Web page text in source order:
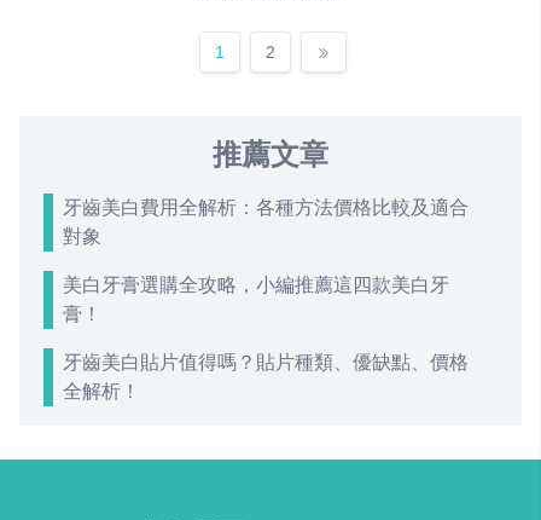
1 2
推薦文章
牙齒美白費用全解析：各種方法價格比較及適合
對象
美白牙膏選購全攻略，小編推薦這四款美白牙
膏！
牙齒美白貼片值得嗎？貼片種類、優缺點、價格
全解析！